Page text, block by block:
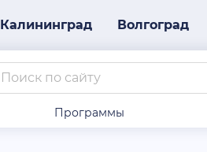
Калининград Волгоград
Программы